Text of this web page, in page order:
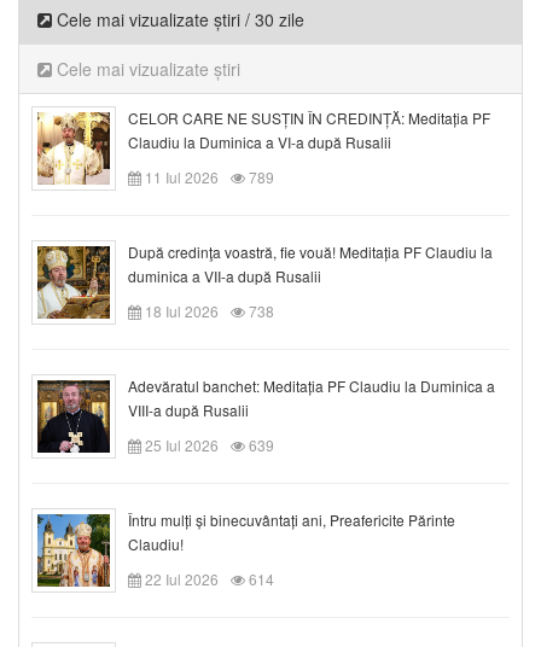
Cele mai vizualizate știri / 30 zile
Cele mai vizualizate știri
CELOR CARE NE SUSȚIN ÎN CREDINȚĂ: Meditația PF
Claudiu la Duminica a VI-a după Rusalii
11 Iul 2026
789
După credinţa voastră, fie vouă! Meditația PF Claudiu la
duminica a VII-a după Rusalii
18 Iul 2026
738
Adevăratul banchet: Meditația PF Claudiu la Duminica a
VIII-a după Rusalii
25 Iul 2026
639
Întru mulți și binecuvântați ani, Preafericite Părinte
Claudiu!
22 Iul 2026
614